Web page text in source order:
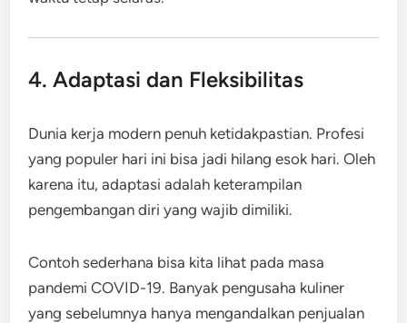
4. Adaptasi dan Fleksibilitas
Dunia kerja modern penuh ketidakpastian. Profesi
yang populer hari ini bisa jadi hilang esok hari. Oleh
karena itu, adaptasi adalah keterampilan
pengembangan diri yang wajib dimiliki.
Contoh sederhana bisa kita lihat pada masa
pandemi COVID-19. Banyak pengusaha kuliner
yang sebelumnya hanya mengandalkan penjualan